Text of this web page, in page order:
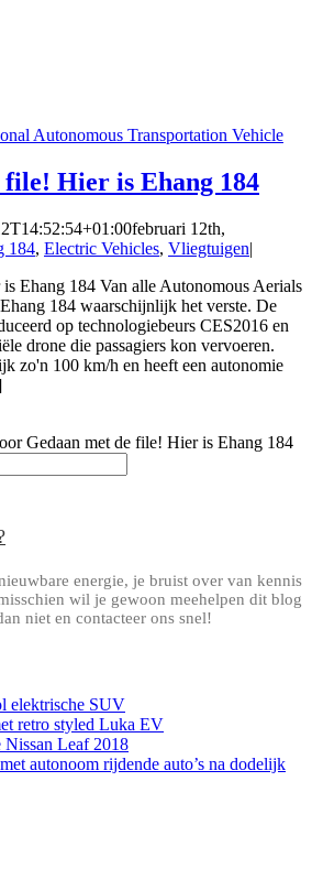
file! Hier is Ehang 184
februari 12th,
184, Electric Vehicles, Vliegtuigen|
Ehang 184 Van alle Autonomous Aerials
184 waarschijnlijk het verste. De
op technologiebeurs CES2016 en
drone die passagiers kon vervoeren.
zo'n 100 km/h en heeft een autonomie
Gedaan met de file! Hier is Ehang 184
energie, je bruist over van kennis
wil je gewoon meehelpen dit blog
niet en contacteer ons snel!
elektrische SUV
retro styled Luka EV
Leaf 2018
autonoom rijdende auto’s na dodelijk